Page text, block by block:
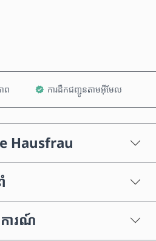
ព ការដឹកជញ្ជូនតាមអ៊ីមែល
Hausfrau
ារណ៍